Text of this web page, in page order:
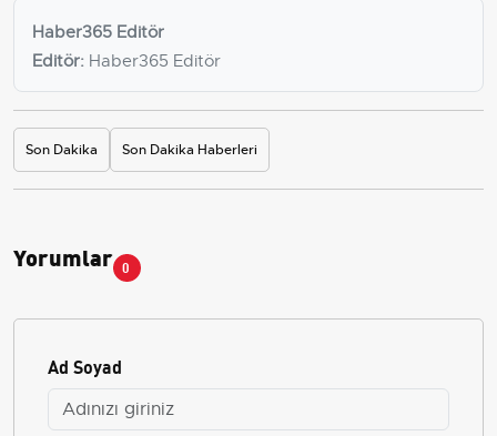
Haber365 Editör
Editör: Haber365 Editör
Son Dakika Son Dakika Haberleri
Yorumlar 0
Ad Soyad